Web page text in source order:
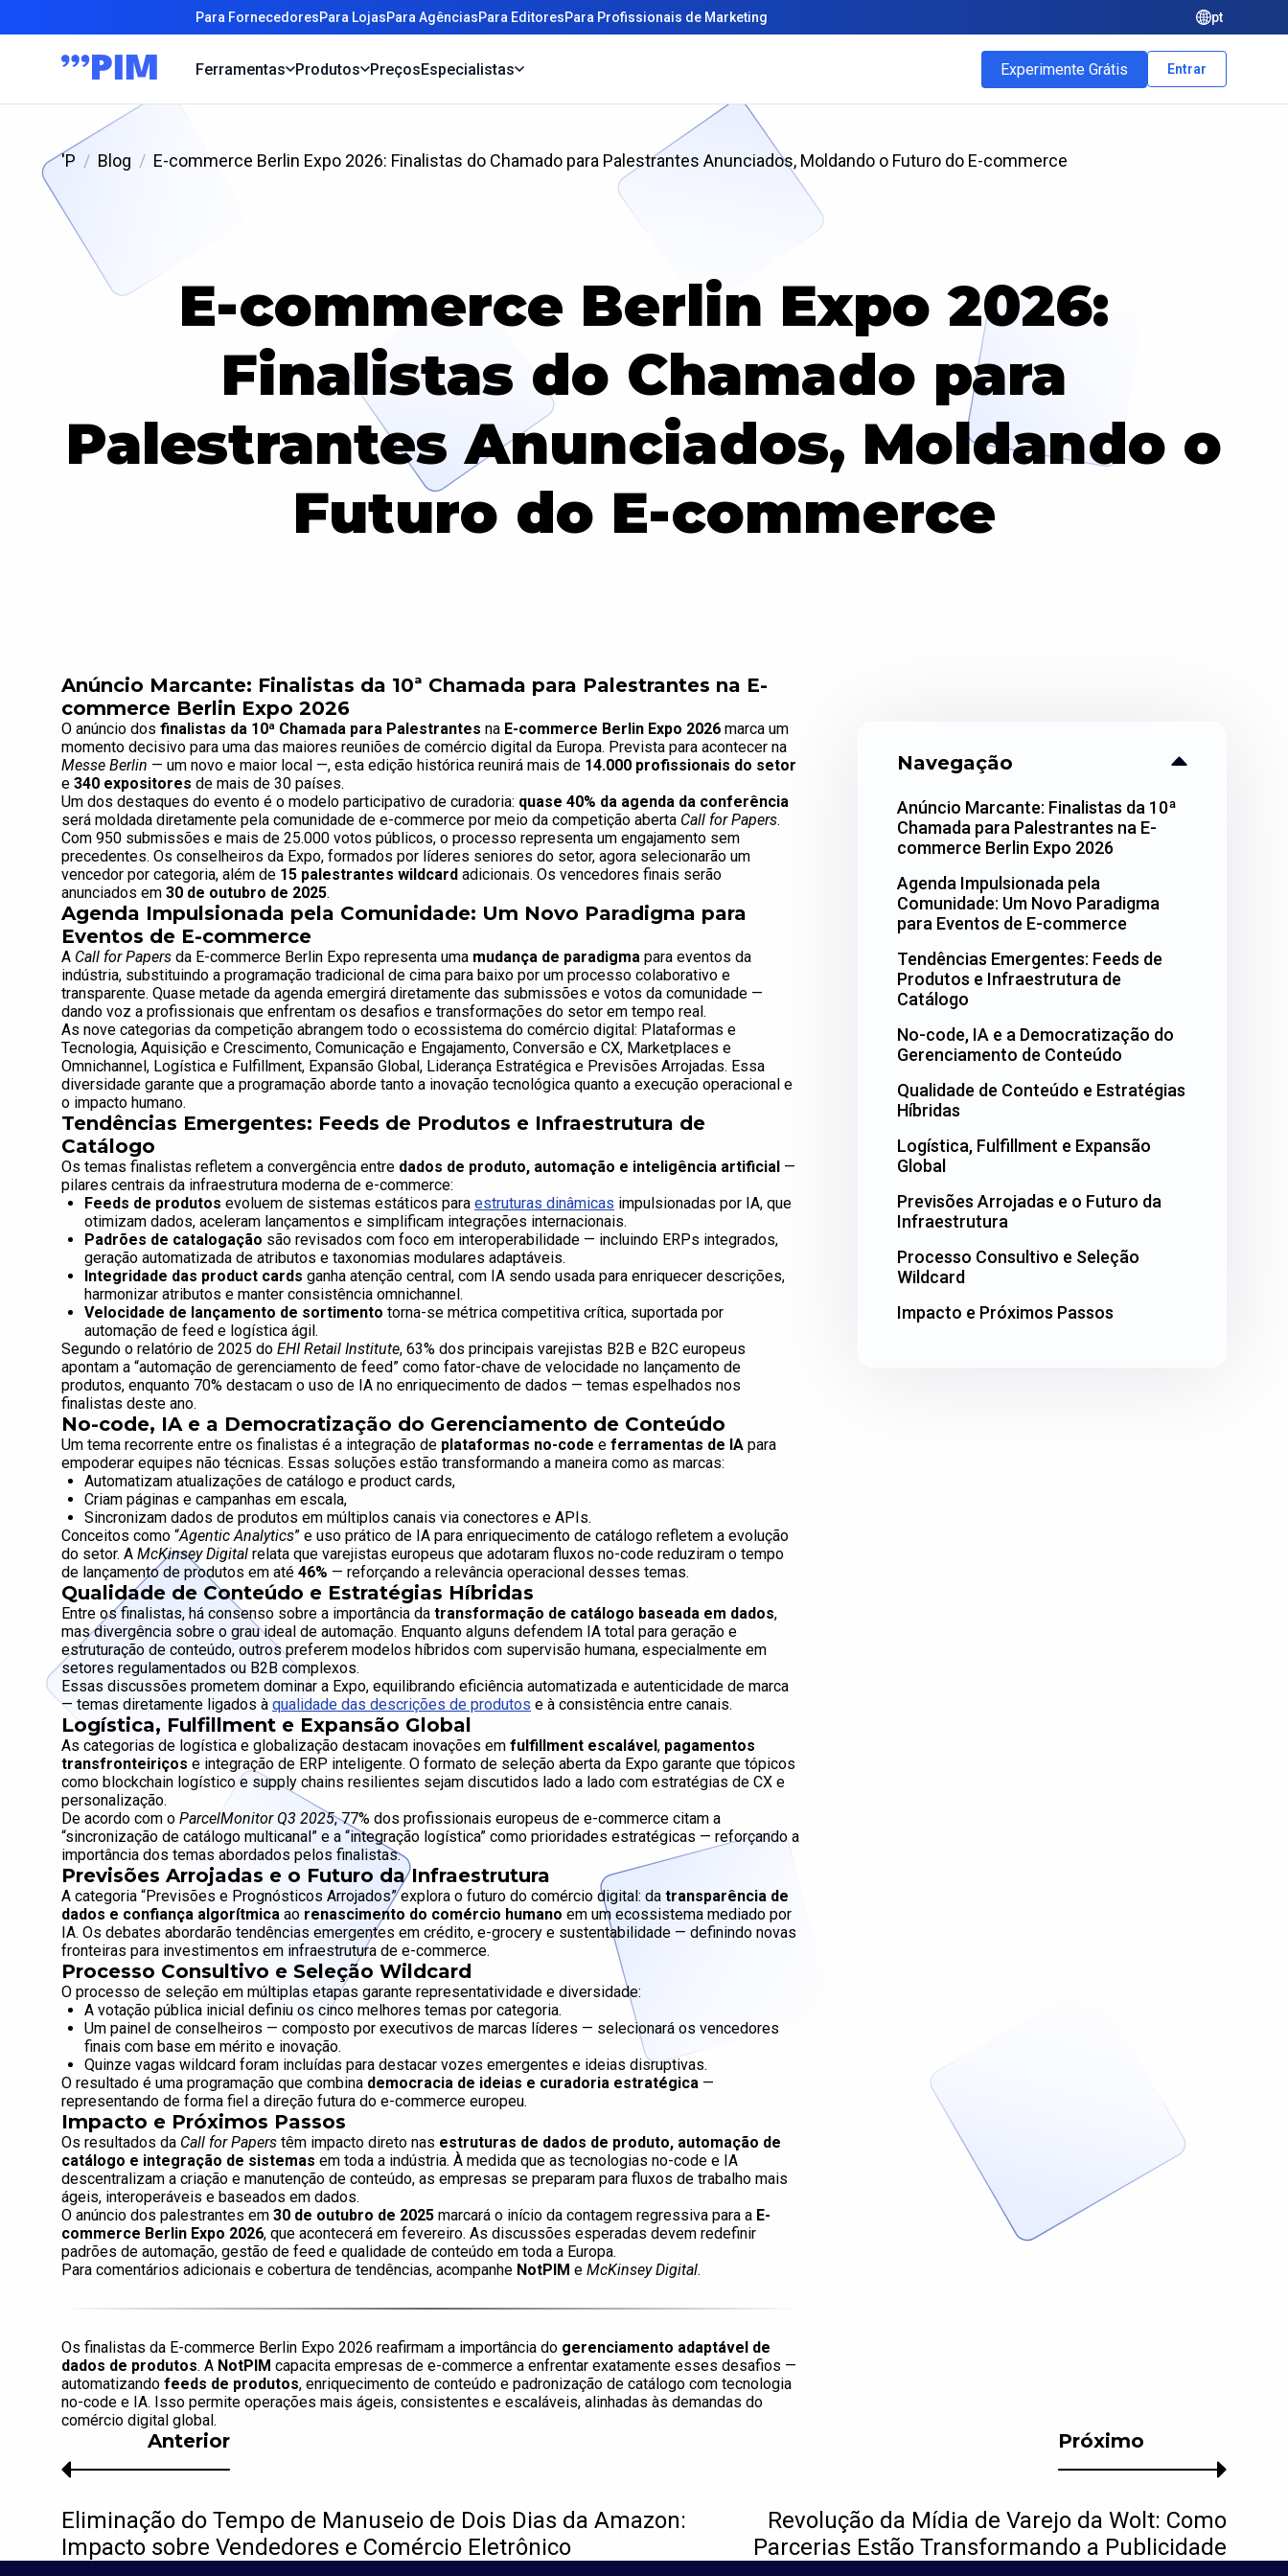
Para FornecedoresPara LojasPara AgênciasPara EditoresPara Profissionais de Marketing pt
Ferramentas Produtos PreçosEspecialistas Experimente Grátis Entrar
'P Blog E-commerce Berlin Expo 2026: Finalistas do Chamado para Palestrantes Anunciados, Moldando o Futuro do E-commerce
E-commerce Berlin Expo 2026:
Finalistas do Chamado para
Palestrantes Anunciados, Moldando o
Futuro do E-commerce
Anúncio Marcante: Finalistas da 10ª Chamada para Palestrantes na E-
commerce Berlin Expo 2026
O anúncio dos finalistas da 10ª Chamada para Palestrantes na E-commerce Berlin Expo 2026 marca um
momento decisivo para uma das maiores reuniões de comércio digital da Europa. Prevista para acontecer na
Messe Berlin — um novo e maior local —, esta edição histórica reunirá mais de 14.000 profissionais do setor
e 340 expositores de mais de 30 países.
Um dos destaques do evento é o modelo participativo de curadoria: quase 40% da agenda da conferência
será moldada diretamente pela comunidade de e-commerce por meio da competição aberta Call for Papers.
Com 950 submissões e mais de 25.000 votos públicos, o processo representa um engajamento sem
precedentes. Os conselheiros da Expo, formados por líderes seniores do setor, agora selecionarão um
vencedor por categoria, além de 15 palestrantes wildcard adicionais. Os vencedores finais serão
anunciados em 30 de outubro de 2025.
Agenda Impulsionada pela Comunidade: Um Novo Paradigma para
Eventos de E-commerce
A Call for Papers da E-commerce Berlin Expo representa uma mudança de paradigma para eventos da
indústria, substituindo a programação tradicional de cima para baixo por um processo colaborativo e
transparente. Quase metade da agenda emergirá diretamente das submissões e votos da comunidade —
dando voz a profissionais que enfrentam os desafios e transformações do setor em tempo real.
As nove categorias da competição abrangem todo o ecossistema do comércio digital: Plataformas e
Tecnologia, Aquisição e Crescimento, Comunicação e Engajamento, Conversão e CX, Marketplaces e
Omnichannel, Logística e Fulfillment, Expansão Global, Liderança Estratégica e Previsões Arrojadas. Essa
diversidade garante que a programação aborde tanto a inovação tecnológica quanto a execução operacional e
o impacto humano.
Tendências Emergentes: Feeds de Produtos e Infraestrutura de
Catálogo
Os temas finalistas refletem a convergência entre dados de produto, automação e inteligência artificial —
pilares centrais da infraestrutura moderna de e-commerce:
Feeds de produtos evoluem de sistemas estáticos para estruturas dinâmicas impulsionadas por IA, que
otimizam dados, aceleram lançamentos e simplificam integrações internacionais.
Padrões de catalogação são revisados com foco em interoperabilidade — incluindo ERPs integrados,
geração automatizada de atributos e taxonomias modulares adaptáveis.
Integridade das product cards ganha atenção central, com IA sendo usada para enriquecer descrições,
harmonizar atributos e manter consistência omnichannel.
Velocidade de lançamento de sortimento torna-se métrica competitiva crítica, suportada por
automação de feed e logística ágil.
Segundo o relatório de 2025 do EHI Retail Institute, 63% dos principais varejistas B2B e B2C europeus
apontam a “automação de gerenciamento de feed” como fator-chave de velocidade no lançamento de
produtos, enquanto 70% destacam o uso de IA no enriquecimento de dados — temas espelhados nos
finalistas deste ano.
No-code, IA e a Democratização do Gerenciamento de Conteúdo
Um tema recorrente entre os finalistas é a integração de plataformas no-code e ferramentas de IA para
empoderar equipes não técnicas. Essas soluções estão transformando a maneira como as marcas:
Automatizam atualizações de catálogo e product cards,
Criam páginas e campanhas em escala,
Sincronizam dados de produtos em múltiplos canais via conectores e APIs.
Conceitos como “Agentic Analytics” e uso prático de IA para enriquecimento de catálogo refletem a evolução
do setor. A McKinsey Digital relata que varejistas europeus que adotaram fluxos no-code reduziram o tempo
de lançamento de produtos em até 46% — reforçando a relevância operacional desses temas.
Qualidade de Conteúdo e Estratégias Híbridas
Entre os finalistas, há consenso sobre a importância da transformação de catálogo baseada em dados,
mas divergência sobre o grau ideal de automação. Enquanto alguns defendem IA total para geração e
estruturação de conteúdo, outros preferem modelos híbridos com supervisão humana, especialmente em
setores regulamentados ou B2B complexos.
Essas discussões prometem dominar a Expo, equilibrando eficiência automatizada e autenticidade de marca
— temas diretamente ligados à qualidade das descrições de produtos e à consistência entre canais.
Logística, Fulfillment e Expansão Global
As categorias de logística e globalização destacam inovações em fulfillment escalável , pagamentos
transfronteiriços e integração de ERP inteligente. O formato de seleção aberta da Expo garante que tópicos
como blockchain logístico e supply chains resilientes sejam discutidos lado a lado com estratégias de CX e
personalização.
De acordo com o ParcelMonitor Q3 2025, 77% dos profissionais europeus de e-commerce citam a
“sincronização de catálogo multicanal” e a “integração logística” como prioridades estratégicas — reforçando a
importância dos temas abordados pelos finalistas.
Previsões Arrojadas e o Futuro da Infraestrutura
A categoria “Previsões e Prognósticos Arrojados” explora o futuro do comércio digital: da transparência de
dados e confiança algorítmica ao renascimento do comércio humano em um ecossistema mediado por
IA. Os debates abordarão tendências emergentes em crédito, e-grocery e sustentabilidade — definindo novas
fronteiras para investimentos em infraestrutura de e-commerce.
Processo Consultivo e Seleção Wildcard
O processo de seleção em múltiplas etapas garante representatividade e diversidade:
A votação pública inicial definiu os cinco melhores temas por categoria.
Um painel de conselheiros — composto por executivos de marcas líderes — selecionará os vencedores
finais com base em mérito e inovação.
Quinze vagas wildcard foram incluídas para destacar vozes emergentes e ideias disruptivas.
O resultado é uma programação que combina democracia de ideias e curadoria estratégica —
representando de forma fiel a direção futura do e-commerce europeu.
Impacto e Próximos Passos
Os resultados da Call for Papers têm impacto direto nas estruturas de dados de produto, automação de
catálogo e integração de sistemas em toda a indústria. À medida que as tecnologias no-code e IA
descentralizam a criação e manutenção de conteúdo, as empresas se preparam para fluxos de trabalho mais
ágeis, interoperáveis e baseados em dados.
O anúncio dos palestrantes em 30 de outubro de 2025 marcará o início da contagem regressiva para a E-
commerce Berlin Expo 2026, que acontecerá em fevereiro. As discussões esperadas devem redefinir
padrões de automação, gestão de feed e qualidade de conteúdo em toda a Europa.
Para comentários adicionais e cobertura de tendências, acompanhe NotPIM e McKinsey Digital.
Os finalistas da E-commerce Berlin Expo 2026 reafirmam a importância do gerenciamento adaptável de
dados de produtos. A NotPIM capacita empresas de e-commerce a enfrentar exatamente esses desafios —
automatizando feeds de produtos, enriquecimento de conteúdo e padronização de catálogo com tecnologia
no-code e IA. Isso permite operações mais ágeis, consistentes e escaláveis, alinhadas às demandas do
comércio digital global.
Navegação
Anúncio Marcante: Finalistas da 10ª
Chamada para Palestrantes na E-
commerce Berlin Expo 2026
Agenda Impulsionada pela
Comunidade: Um Novo Paradigma
para Eventos de E-commerce
Tendências Emergentes: Feeds de
Produtos e Infraestrutura de
Catálogo
No-code, IA e a Democratização do
Gerenciamento de Conteúdo
Qualidade de Conteúdo e Estratégias
Híbridas
Logística, Fulfillment e Expansão
Global
Previsões Arrojadas e o Futuro da
Infraestrutura
Processo Consultivo e Seleção
Wildcard
Impacto e Próximos Passos
Próximo
Revolução da Mídia de Varejo da Wolt: Como
Parcerias Estão Transformando a Publicidade
Anterior
Eliminação do Tempo de Manuseio de Dois Dias da Amazon:
Impacto sobre Vendedores e Comércio Eletrônico